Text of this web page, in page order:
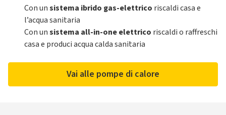
Con unsistema ibrido gas-elettrico riscaldi casa e
l’acqua sanitaria
Con unsistema all-in-one elettrico riscaldi o raffreschi
casa e produci acqua calda sanitaria
Vai alle pompe di calore